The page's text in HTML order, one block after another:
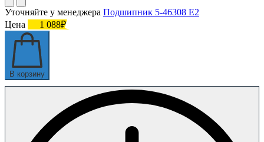
Уточняйте у менеджера Подшипник 5-46308 Е2
Цена
1 088₽
В корзину